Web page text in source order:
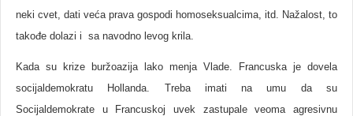
neki cvet, dati veća prava gospodi homoseksualcima, itd. Nažalost, to
takođe dolazi i sa navodno levog krila.
Kada su krize buržoazija lako menja Vlade. Francuska je dovela
socijaldemokratu Hollanda. Treba imati na umu da su
Socijaldemokrate u Francuskoj uvek zastupale veoma agresivnu